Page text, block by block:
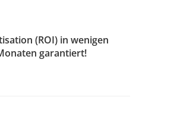
(ROI) in wenigen
garantiert!